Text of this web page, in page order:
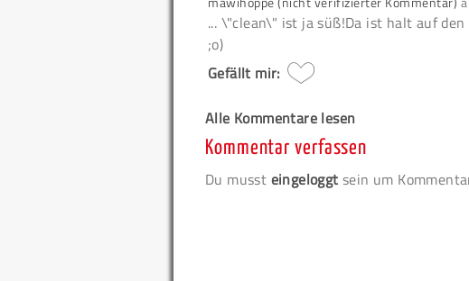
... \"clean\" ist ja süß!Da ist halt auf
;o)
Gefällt mir:
Alle Kommentare lesen
Kommentar verfassen
Du musst eingeloggt sein um